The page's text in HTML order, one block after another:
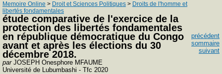
Memoire Online > Droit et Sciences Politiques > Droits de l'homme et
libertés fondamentales
étude comparative de l'exercice de la
protection des libertés fondamentales
en république démocratique du Congo
avant et après les élections du 30
décembre 2018.
parJOSEPH Onesphore MFAUME
Université de Lubumbashi - Tfc 2020
précédent
sommaire
suivant